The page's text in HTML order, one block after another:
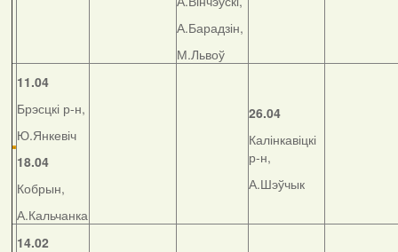
А.Барадзін,
М.Львоў
11.04
Брэсцкі р-н,
Ю.Янкевіч
18.04
Кобрын,
А.Кальчанка
26.04
Калінкавіцкі
р-н,
А.Шэўчык
14.02